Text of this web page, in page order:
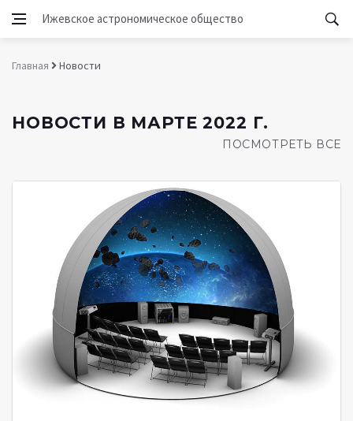
Ижевское астрономическое общество
Главная Новости
НОВОСТИ В МАРТЕ 2022 Г.
ПОСМОТРЕТЬ ВСЕ